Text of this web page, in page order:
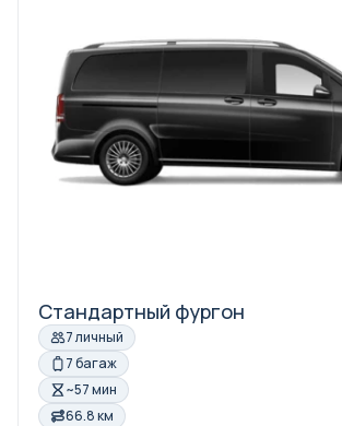
Стандартный фургон
7 личный
7 багаж
~57 мин
66.8 км